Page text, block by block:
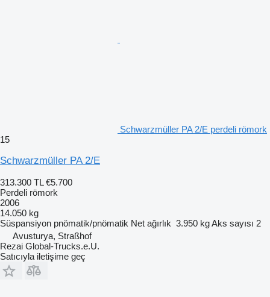
Schwarzmüller PA 2/E perdeli römork
15
Schwarzmüller PA 2/E
313.300 TL €5.700
Perdeli römork
2006
14.050 kg
Süspansiyon pnömatik/pnömatik Net ağırlık 3.950 kgAks sayısı 2
Avusturya, Straßhof
Rezai Global-Trucks.e.U.
Satıcıyla iletişime geç